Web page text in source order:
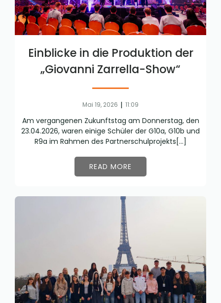
Einblicke in die Produktion der
„Giovanni Zarrella-Show“
Mai 19, 2026 | 11:09
Am vergangenen Zukunftstag am Donnerstag, den
23.04.2026, waren einige Schüler der G10a, G10b und
R9a im Rahmen des Partnerschulprojekts[…]
READ MORE